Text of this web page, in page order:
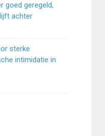
goed geregeld,
achter
sterke
intimidatie in